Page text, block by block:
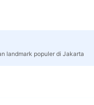
landmark populer di Jakarta